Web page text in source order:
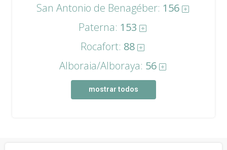
San Antonio de Benagéber: 156
Paterna: 153
Rocafort: 88
Alboraia/Alboraya: 56
mostrar todos